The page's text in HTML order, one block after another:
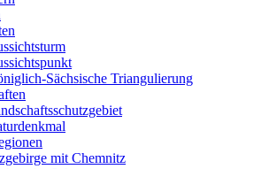
Sächsische Triangulierung
mit Chemnitz